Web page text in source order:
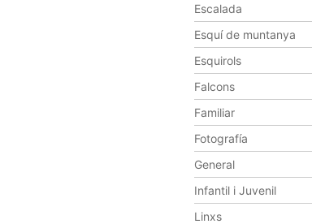
Escalada
Esquí de muntanya
Esquirols
Falcons
Familiar
Fotografía
General
Infantil i Juvenil
Linxs